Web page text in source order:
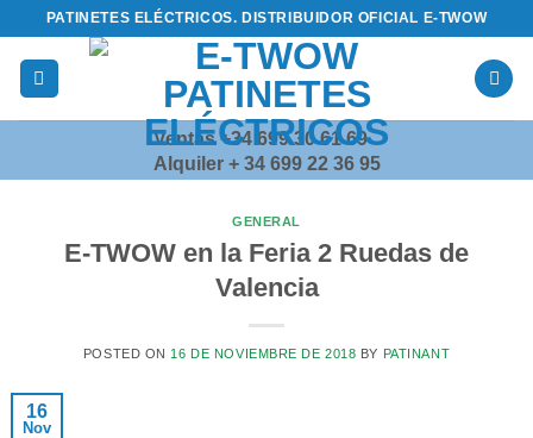
Saltar
al
contenido
PATINETES ELÉCTRICOS. DISTRIBUIDOR OFICIAL E-TWOW
Ventas +34 699 30 61 69
Alquiler + 34 699 22 36 95
GENERAL
E-TWOW en la Feria 2 Ruedas de
Valencia
POSTED ON 16 DE NOVIEMBRE DE 2018 BY PATINANT
16
Nov